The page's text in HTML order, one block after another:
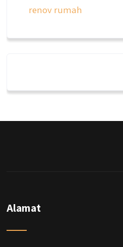
dengan budget 400an,
#kontraktorbekasi
renov rumah
Alamat